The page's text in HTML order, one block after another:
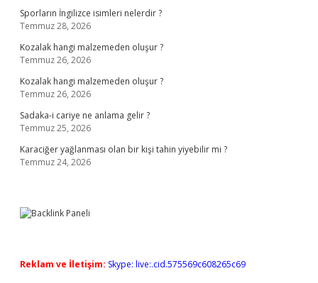
Sporların İngilizce isimleri nelerdir ?
Temmuz 28, 2026
Kozalak hangi malzemeden oluşur ?
Temmuz 26, 2026
Kozalak hangi malzemeden oluşur ?
Temmuz 26, 2026
Sadaka-i cariye ne anlama gelir ?
Temmuz 25, 2026
Karaciğer yağlanması olan bir kişi tahin yiyebilir mi ?
Temmuz 24, 2026
Reklam ve İletişim: Skype: live:.cid.575569c608265c69